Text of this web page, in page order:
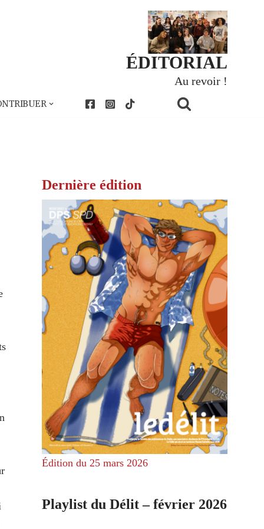
ÉDITORIAL
Au revoir !
Dernière édition
Édition du 25 mars 2026
Playlist du Délit – février 2026